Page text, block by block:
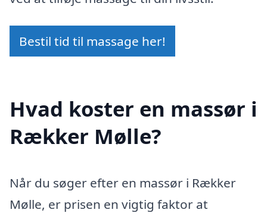
Bestil tid til massage her!
Hvad koster en massør i
Rækker Mølle?
Når du søger efter en massør i Rækker
Mølle, er prisen en vigtig faktor at